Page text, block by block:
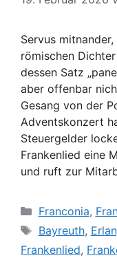
Servus
römischen
dessen Satz
aber offenbar
Gesang von der
Adventskonzert
Steuergelder
Frankenlied eine
und ruft zur
Kategorien
Franconia,
Schlagwörter
Bayreuth,
Frankenlied,